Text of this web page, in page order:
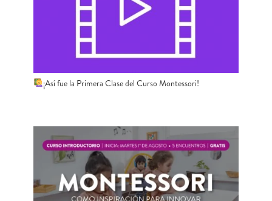
¡Así fue la Primera Clase del Curso Montessori!